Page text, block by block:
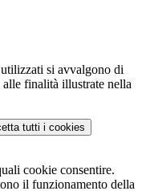
si avvalgono di
finalità illustrate nella
tutti i cookies
cookie consentire.
il funzionamento della